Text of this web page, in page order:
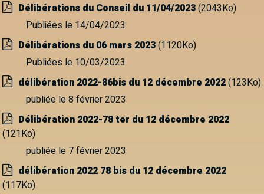
Délibérations du Conseil du 11/04/2023(2043Ko)
Publiées le 14/04/2023
Délibérations du 06 mars 2023(1120Ko)
Publiées le 10/03/2023
délibération 2022-86bis du 12 décembre 2022(123Ko)
publiée le 8 février 2023
Délibération 2022-78 ter du 12 décembre 2022
(121Ko)
publiée le 7 février 2023
délibération 2022 78 bis du 12 décembre 2022
(117Ko)